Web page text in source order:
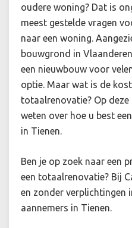
oudere woning? Dat is
meest gestelde vragen
naar een woning.
bouwgrond in
een nieuwbouw voor
optie. Maar wat is de
totaalrenovatie? Op
weten over hoe u best
in Tienen.
Ben je op zoek naar een
een totaalrenovatie? Bij
en zonder verplichtingen
aannemers in Tienen.